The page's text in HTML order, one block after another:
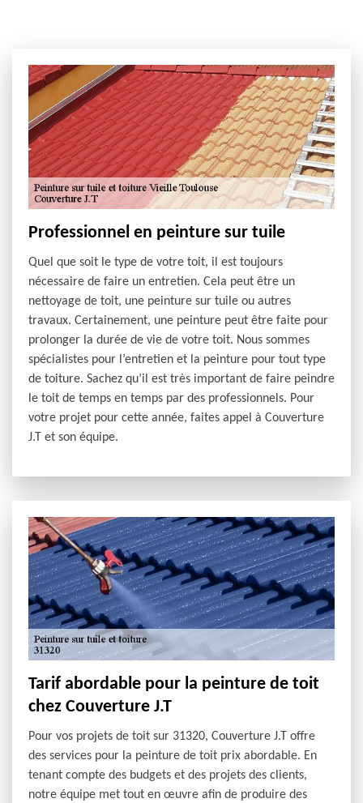
Professionnel en peinture sur tuile
Quel que soit le type de votre toit, il est toujours
nécessaire de faire un entretien. Cela peut être un
nettoyage de toit, une peinture sur tuile ou autres
travaux. Certainement, une peinture peut être faite pour
prolonger la durée de vie de votre toit. Nous sommes
spécialistes pour l’entretien et la peinture pour tout type
de toiture. Sachez qu’il est très important de faire peindre
le toit de temps en temps par des professionnels. Pour
votre projet pour cette année, faites appel à Couverture
J.T et son équipe.
Tarif abordable pour la peinture de toit
chez Couverture J.T
Pour vos projets de toit sur 31320, Couverture J.T offre
des services pour la peinture de toit prix abordable. En
tenant compte des budgets et des projets des clients,
notre équipe met tout en œuvre afin de produire des